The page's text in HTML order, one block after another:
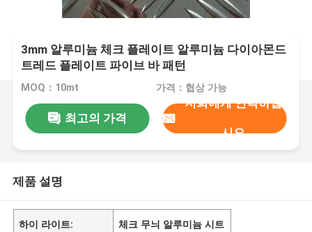
3mm 알루미늄 체크 플레이트 알루미늄 다이아몬드
트레드 플레이트 파이브 바 패턴
MOQ：10mt 가격：협상 가능
최고의 가격
저희에게 연락하십
시오
제품 설명
하이 라이트: 체크 무늬 알루미늄 시트